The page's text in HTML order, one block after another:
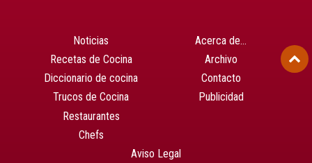
Noticias
Recetas de Cocina
Diccionario de cocina
Trucos de Cocina
Restaurantes
Chefs
Acerca de…
Archivo
Contacto
Publicidad
Aviso Legal